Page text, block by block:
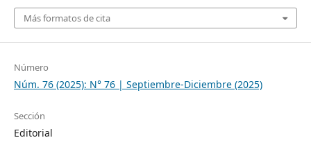
Más formatos de cita
Número
Núm. 76 (2025): N° 76 | Septiembre-Diciembre (2025)
Sección
Editorial